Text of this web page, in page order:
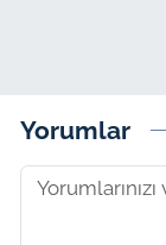
Yorumlar